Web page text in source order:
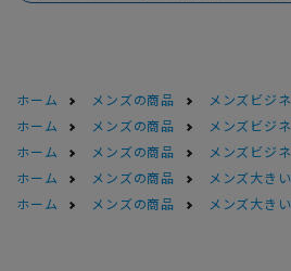
ホーム メンズの商品 メンズビジ
ホーム
メンズの商品 メンズビジ
ホーム
メンズの商品 メンズビジ
ホーム
メンズの商品 メンズ大き
ホーム
メンズの商品 メンズ大き